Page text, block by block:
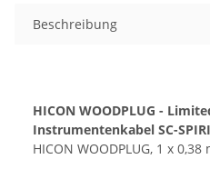
Beschreibung
HICON WOODPLUG -
Instrumentenkabel SC-
HICON WOODPLUG, 1 x